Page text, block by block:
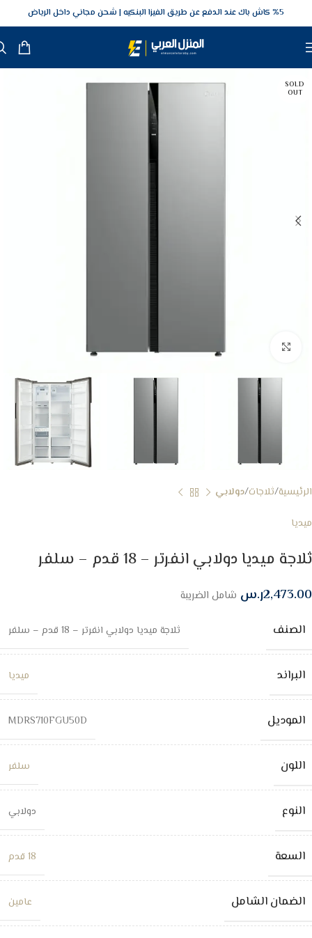
5‎% كاش باك عند الدفع عن طريق الفيزا البنكيه شحن مجاني داخل الرياض
SOLD
OUT
الرئيسية ثلاجات دولابي
ميديا
ثلاجة ميديا دولابي انفرتر – 18 قدم – سلفر
2,473.00ر.س شامل الضريبة
الصنف ثلاجة ميديا دولابي انفرتر – 18 قدم – سلفر
البراند ميديا
الموديل MDRS710FGU50D
اللون سلفر
النوع دولابي
السعة 18 قدم
الضمان الشامل عامين